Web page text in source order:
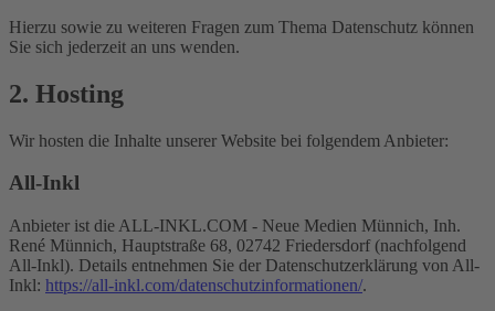
Hierzu sowie zu weiteren Fragen zum Thema Datenschutz können
Sie sich jederzeit an uns wenden.
2. Hosting
Wir hosten die Inhalte unserer Website bei folgendem Anbieter:
All-Inkl
Anbieter ist die ALL-INKL.COM - Neue Medien Münnich, Inh.
René Münnich, Hauptstraße 68, 02742 Friedersdorf (nachfolgend
All-Inkl). Details entnehmen Sie der Datenschutzerklärung von All-
Inkl: https://all-inkl.com/datenschutzinformationen/.